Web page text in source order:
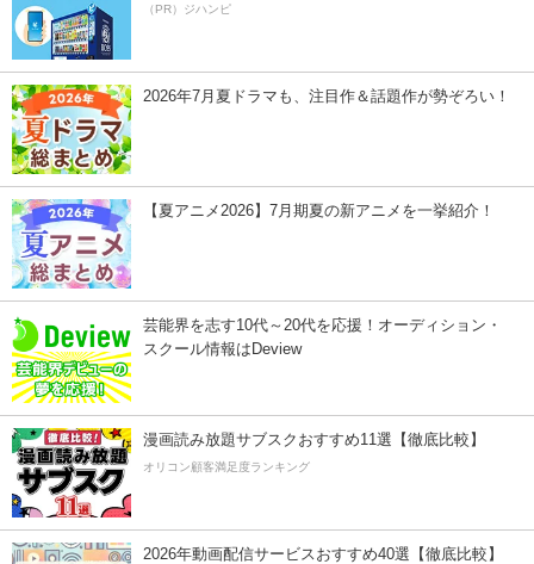
（PR）ジハンピ
2026年7月夏ドラマも、注目作＆話題作が勢ぞろい！
【夏アニメ2026】7月期夏の新アニメを一挙紹介！
芸能界を志す10代～20代を応援！オーディション・
スクール情報はDeview
漫画読み放題サブスクおすすめ11選【徹底比較】
オリコン顧客満足度ランキング
2026年動画配信サービスおすすめ40選【徹底比較】